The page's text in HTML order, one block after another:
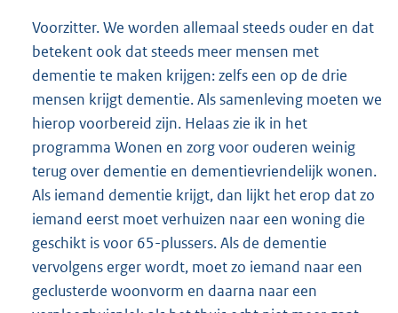
Voorzitter. We worden allemaal steeds ouder en dat
betekent ook dat steeds meer mensen met
dementie te maken krijgen: zelfs een op de drie
mensen krijgt dementie. Als samenleving moeten we
hierop voorbereid zijn. Helaas zie ik in het
programma Wonen en zorg voor ouderen weinig
terug over dementie en dementievriendelijk wonen.
Als iemand dementie krijgt, dan lijkt het erop dat zo
iemand eerst moet verhuizen naar een woning die
geschikt is voor 65-plussers. Als de dementie
vervolgens erger wordt, moet zo iemand naar een
geclusterde woonvorm en daarna naar een